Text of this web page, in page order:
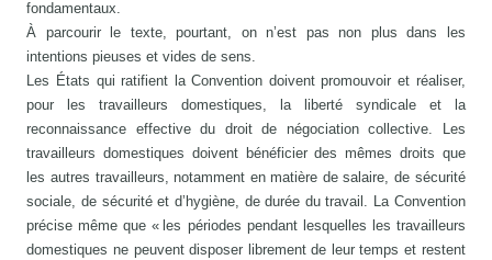
fondamentaux.
À parcourir le texte, pourtant, on n’est pas non plus dans les
intentions pieuses et vides de sens.
Les États qui ratifient la Convention doivent promouvoir et réaliser,
pour les travailleurs domestiques, la liberté syndicale et la
reconnaissance effective du droit de négociation collective. Les
travailleurs domestiques doivent bénéficier des mêmes droits que
les autres travailleurs, notamment en matière de salaire, de sécurité
sociale, de sécurité et d’hygiène, de durée du travail. La Convention
précise même que « les périodes pendant lesquelles les travailleurs
domestiques ne peuvent disposer librement de leur temps et restent